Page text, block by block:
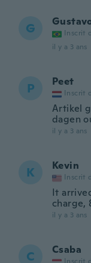
G Inscrit
il y a 3 ans
P Peet
Inscrit
Artikel
dagen
il y a 3 ans
K Kevin
Inscrit
It
charge,
il y a 3 ans
C Csaba